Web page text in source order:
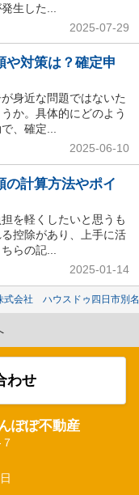
生した...
2025-07-29
や対策は？確定申
身近な問題ではないた
か。具体的にどのよう
、確定...
2025-06-10
の計算方法やポイ
を軽くしたいと思うも
控除があり、上手に活
らの記...
2025-01-14
式会社 ハウスドゥ四日市別名
わせ
ぽぽ不動産